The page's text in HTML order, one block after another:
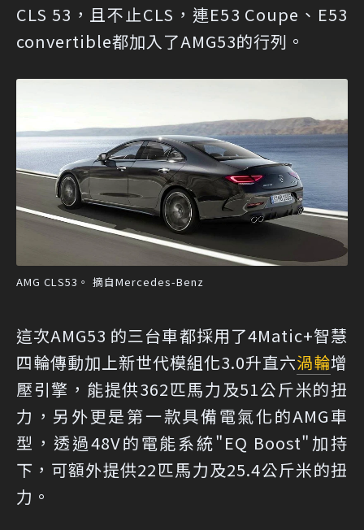
CLS 53，且不止CLS，連E53 Coupe、E53
convertible都加入了AMG53的行列。
AMG CLS53。 摘自Mercedes-Benz
這次AMG53 的三台車都採用了4Matic+智慧
四輪傳動加上新世代模組化3.0升直六渦輪增
壓引擎，能提供362匹馬力及51公斤米的扭
力，另外更是第一款具備電氣化的AMG車
型，透過48V的電能系統"EQ Boost"加持
下，可額外提供22匹馬力及25.4公斤米的扭
力。